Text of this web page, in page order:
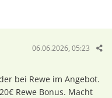
06.06.2026, 05:23
bei Rewe im Angebot.
Rewe Bonus. Macht